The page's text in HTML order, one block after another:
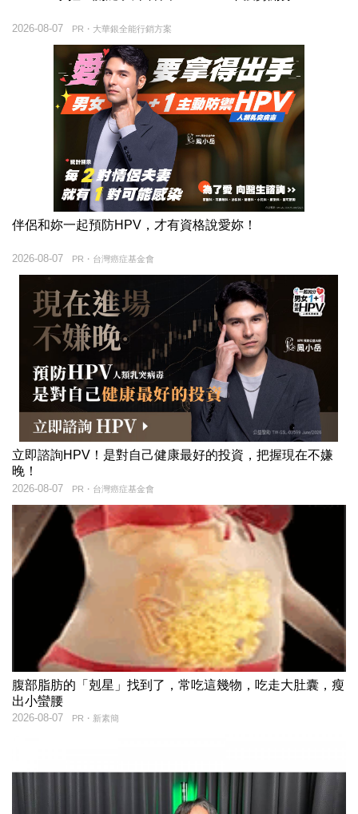
PR・大華銀全能行銷方案
2026-08-07
伴侶和妳一起預防HPV，才有資格說愛妳！
PR・台灣癌症基金會
2026-08-07
立即諮詢HPV！是對自己健康最好的投資，把握現在不嫌
晚！
PR・台灣癌症基金會
2026-08-07
腹部脂肪的「剋星」找到了，常吃這幾物，吃走大肚囊，瘦
出小蠻腰
PR・新素簡
2026-08-07